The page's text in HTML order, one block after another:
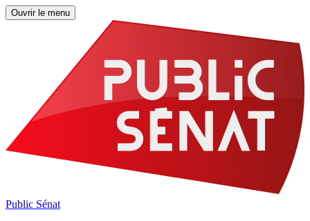
Ouvrir le menu
Public Sénat